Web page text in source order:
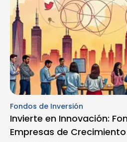
Fondos de Inversión
Invierte en Innovación:
Empresas de Crecimiento